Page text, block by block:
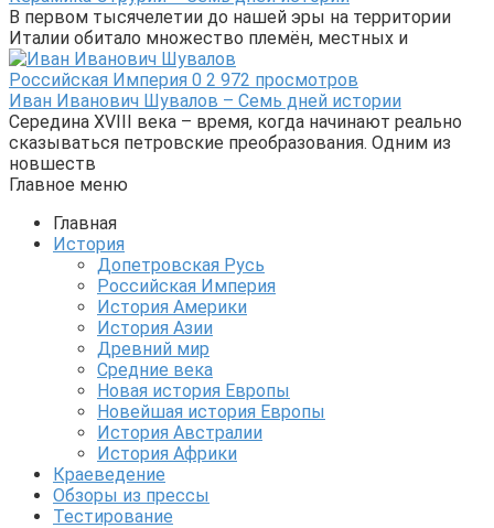
В первом тысячелетии до нашей эры на территории
Италии обитало множество племён, местных и
Российская Империя 0 2 972 просмотров
Иван Иванович Шувалов – Семь дней истории
Середина XVIII века – время, когда начинают реально
сказываться петровские преобразования. Одним из
новшеств
Главное меню
Главная
История
Допетровская Русь
Российская Империя
История Америки
История Азии
Древний мир
Средние века
Новая история Европы
Новейшая история Европы
История Австралии
История Африки
Краеведение
Обзоры из прессы
Тестирование